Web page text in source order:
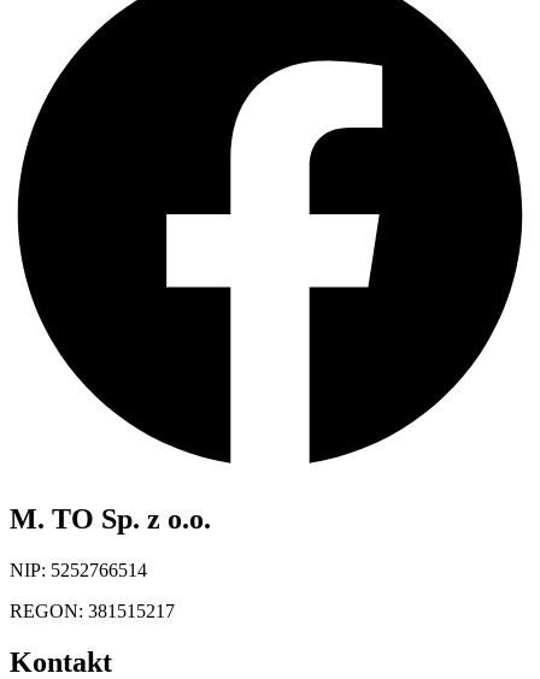
M. TO Sp. z o.o.
NIP: 5252766514
REGON: 381515217
Kontakt